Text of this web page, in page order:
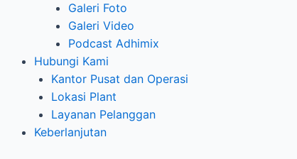
Galeri Foto
Galeri Video
Podcast Adhimix
Hubungi Kami
Kantor Pusat dan Operasi
Lokasi Plant
Layanan Pelanggan
Keberlanjutan